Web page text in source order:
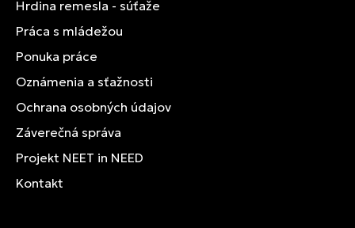
Hrdina remesla - súťaže
Práca s mládežou
Ponuka práce
Oznámenia a sťažnosti
Ochrana osobných údajov
Záverečná správa
Projekt NEET in NEED
Kontakt